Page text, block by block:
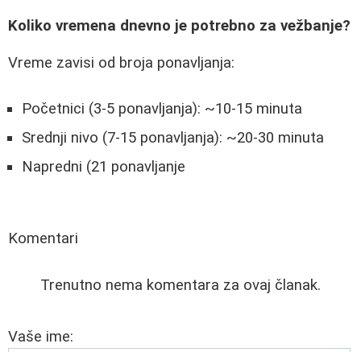
Koliko vremena dnevno je potrebno za vežbanje?
Vreme zavisi od broja ponavljanja:
Početnici (3-5 ponavljanja): ~10-15 minuta
Srednji nivo (7-15 ponavljanja): ~20-30 minuta
Napredni (21 ponavljanje
Komentari
Trenutno nema komentara za ovaj članak.
Vaše ime: